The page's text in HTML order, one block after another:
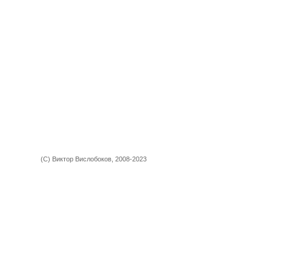
(С) Виктор Вислобоков, 2008-2023